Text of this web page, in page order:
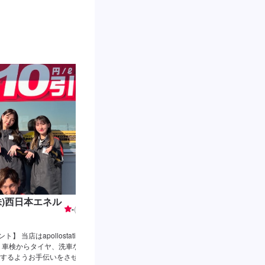
西日本エネル
-(
ト】 当店はapollostation
検からタイヤ、洗車な
るようお手伝いをさせて